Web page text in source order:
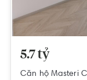
5.7 tỷ
Căn hộ Masteri